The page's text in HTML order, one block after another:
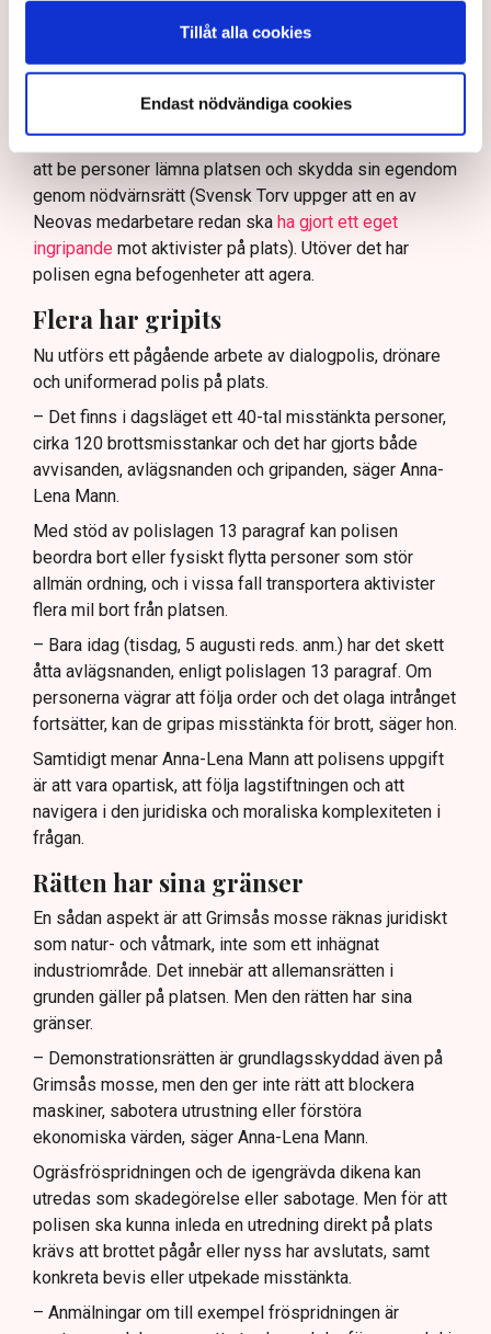
Tillåt alla cookies
Endast nödvändiga cookies
och näringsverksamhet mot den typen av störningar.
kommunikationsavdelningen i region Väst, har
verksamhetsutövaren, eller dennes ordningsvakter, rätt
att be personer lämna platsen och skydda sin egendom
genom nödvärnsrätt (Svensk Torv uppger att en av
Neovas medarbetare redan ska ha gjort ett eget
ingripande mot aktivister på plats). Utöver det har
polisen egna befogenheter att agera.
Flera har gripits
Nu utförs ett pågående arbete av dialogpolis, drönare
och uniformerad polis på plats.
– Det finns i dagsläget ett 40-tal misstänkta personer,
cirka 120 brottsmisstankar och det har gjorts både
avvisanden, avlägsnanden och gripanden, säger Anna-
Lena Mann.
Med stöd av polislagen 13 paragraf kan polisen
beordra bort eller fysiskt flytta personer som stör
allmän ordning, och i vissa fall transportera aktivister
flera mil bort från platsen.
– Bara idag (tisdag, 5 augusti reds. anm.) har det skett
åtta avlägsnanden, enligt polislagen 13 paragraf. Om
personerna vägrar att följa order och det olaga intrånget
fortsätter, kan de gripas misstänkta för brott, säger hon.
Samtidigt menar Anna-Lena Mann att polisens uppgift
är att vara opartisk, att följa lagstiftningen och att
navigera i den juridiska och moraliska komplexiteten i
frågan.
Rätten har sina gränser
En sådan aspekt är att Grimsås mosse räknas juridiskt
som natur- och våtmark, inte som ett inhägnat
industriområde. Det innebär att allemansrätten i
grunden gäller på platsen. Men den rätten har sina
gränser.
– Demonstrationsrätten är grundlagsskyddad även på
Grimsås mosse, men den ger inte rätt att blockera
maskiner, sabotera utrustning eller förstöra
ekonomiska värden, säger Anna-Lena Mann.
Ogräsfröspridningen och de igengrävda dikena kan
utredas som skadegörelse eller sabotage. Men för att
polisen ska kunna inleda en utredning direkt på plats
krävs att brottet pågår eller nyss har avslutats, samt
konkreta bevis eller utpekade misstänkta.
– Anmälningar om till exempel fröspridningen är